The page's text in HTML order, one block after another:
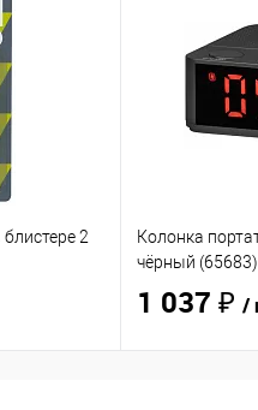
2
Колонка
чёрный (65683)
1 037 ₽ /